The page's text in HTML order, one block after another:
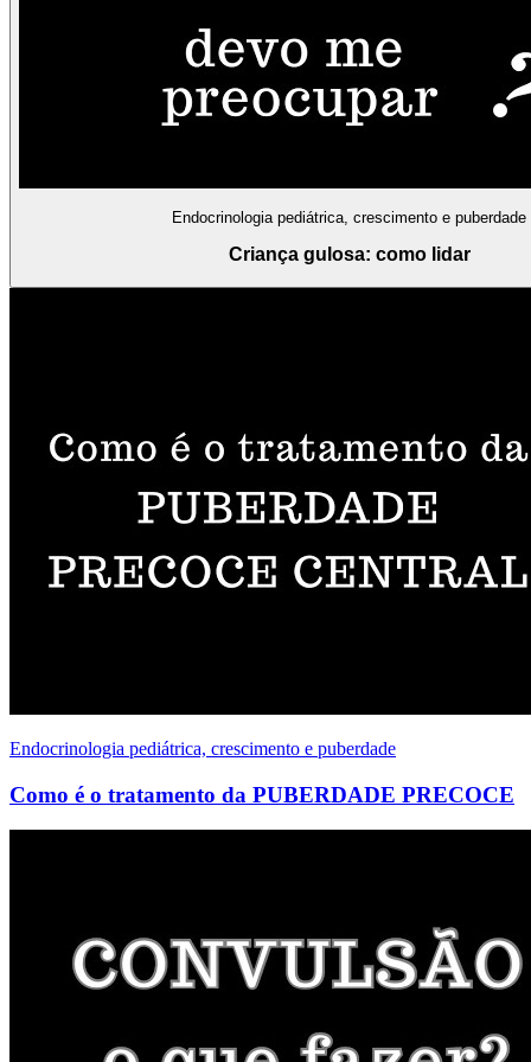
Endocrinologia pediátrica, crescimento e puberdade
Criança gulosa: como lidar
Endocrinologia pediátrica, crescimento e puberdade
Como é o tratamento da PUBERDADE PRECOCE